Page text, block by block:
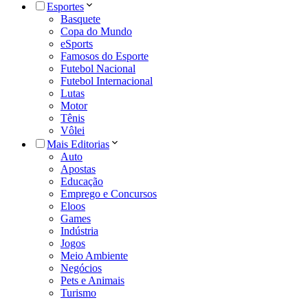
Esportes
Basquete
Copa do Mundo
eSports
Famosos do Esporte
Futebol Nacional
Futebol Internacional
Lutas
Motor
Tênis
Vôlei
Mais Editorias
Auto
Apostas
Educação
Emprego e Concursos
Eloos
Games
Indústria
Jogos
Meio Ambiente
Negócios
Pets e Animais
Turismo